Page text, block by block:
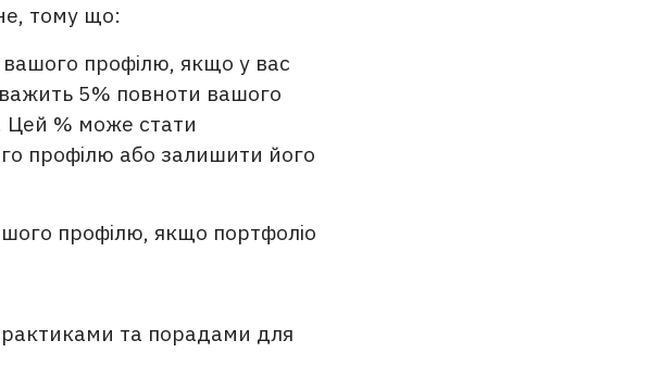
тому що:
профілю, якщо у вас
5% повноти вашого
Цей % може стати
профілю або залишити його
профілю, якщо портфоліо
та порадами для